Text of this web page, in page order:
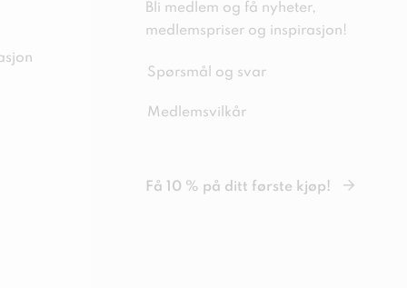
Bli medlem og få nyheter,
medlemspriser og inspirasjon!
Spørsmål og svar
Medlemsvilkår
Få 10 % på ditt første kjøp!